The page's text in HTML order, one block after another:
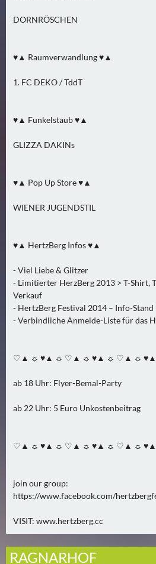
C
H
E
S
M
T
(
0
A
U
U
T
1
E
P
E
M
B
DORNRÖSCHEN
♥▲ Raumverwandlung ♥▲
1. FC DEKO / TddT
♥▲ Funkelstaub ♥▲
GLIZZA DAKINs
♥▲ Pop Up Store ♥▲
WIENER JUGENDSTIL
♥▲ HertzBerg Infos ♥▲
- Viel Liebe & Glitzer
- Limitierter HerzBerg 2013 > T-Shirt,
Verkauf
- HertzBerg Festival 2014 – Info-Stand
- Verbindliche Anmelde-Liste für das
♡▲ ☼ ♥▲ ☼ ♡▲ ☼ ♥▲ ☼ ♡▲ ☼
ab 18 Uhr: Flyer-Bemal-Party
ab 22 Uhr: 5 Euro Unkostenbeitrag
♡▲ ☼ ♥▲ ☼ ♡▲ ☼ ♥▲ ☼ ♡▲ ☼
join our group:
https://www.facebook.com/
VISIT: www.hertzberg.cc
RAGNARHOF